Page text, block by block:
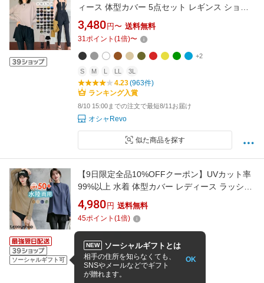
ィース 体型カバー 5点セット レギンス ショー
トパンツ 水陸両用 フィットネス 上下セット マ
マ水着 大きいサイズ【一部予約販売】【水着
B3】
3,480 円〜 送料無料
31ポイント (1倍)〜
+2
S M L LL 3L
4.23(963件)
ランキング入賞
8/10 15:00までの注文で最短8/11お届け
オシャRevo
似た商品を探す
ソーシャルギフト可
【9日限定全品10%OFFクーポン】UVカット率
99%以上 水着 体型カバー レディース ラッシュ
ガード トップス 長袖 パッド付き レギンス付き
ショーツ UPF50+ 紫外線対策 3点セット 水陸両
用 上下セット プチハイネック サムホール 二の
4,980 円 送料無料
45ポイント (1倍)
S M L LL
4.16(124件)
8/10 12:00までの注文で最短8/11お届け
NEW ソーシャルギフトとは
相手の住所を知らなくても、
SNSやメールなどでギフト
が贈れます。
OK